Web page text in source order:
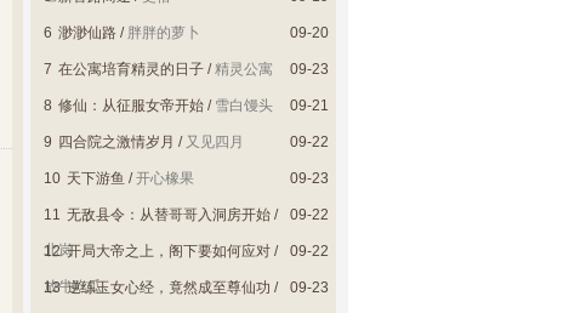
09-20
6 渺渺仙路 / 胖胖的萝卜
09-23
7 在公寓培育精灵的日子 /精灵公寓
09-21
8 修仙：从征服女帝开始 / 雪白馒头
09-22
9 四合院之激情岁月 / 又见四月
09-23
10 天下游鱼 /开心橡果
09-22
11 无敌县令：从替哥哥入洞房开始 /
北岚 09-22
12 开局大帝之上，阁下要如何应对 /
放牛吃瓜 09-23
13 逆练玉女心经，竟然成至尊仙功 /